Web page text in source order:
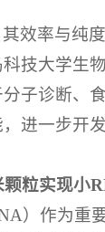
效率与纯
技大学生
子诊断、
进一步开
粒实现小
）作为重